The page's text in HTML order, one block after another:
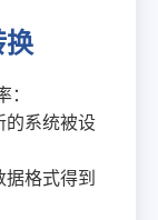
换
系统被设
格式得到